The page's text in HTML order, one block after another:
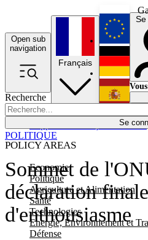
Open sub
navigation
Recherche
Se
POLICY AREAS
Economie
Politique
Agriculture et Alimentation
Santé
Technologies
Energie, Environnement et
Défense
Économie
Français
Sommet de
déclaration
d'enthousiasme
POLITIQUE